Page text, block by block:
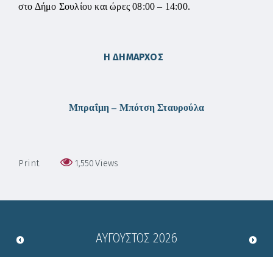
στο Δήμο Σουλίου και ώρες 08:00 – 14:00.
Η ΔΗΜΑΡΧΟΣ
Μπραΐμη – Μπότση Σταυρούλα
Print 1,550Views
ΑΎΓΟΥΣΤΟΣ 2026